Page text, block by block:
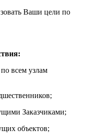
Ваши цели по
всем узлам
Заказчиками;
объектов;